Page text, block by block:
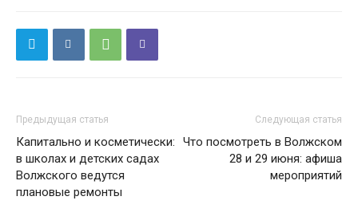
Предыдущая статья
Капитально и косметически:
в школах и детских садах
Волжского ведутся
плановые ремонты
Следующая статья
Что посмотреть в Волжском
28 и 29 июня: афиша
мероприятий